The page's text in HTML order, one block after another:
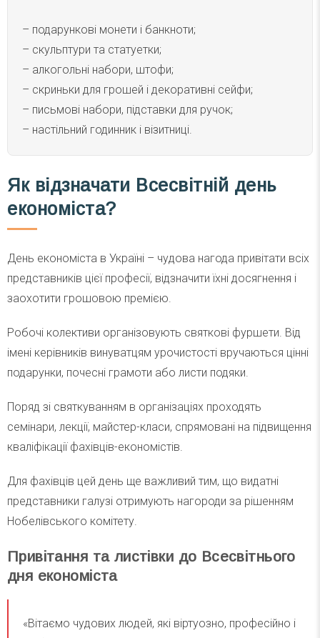
– подарункові монети і банкноти;
– скульптури та статуетки;
– алкогольні набори, штофи;
– скриньки для грошей і декоративні сейфи;
– письмові набори, підставки для ручок;
– настільний годинник і візитниці.
Як відзначати Всесвітній день
економіста?
День економіста в Україні – чудова нагода привітати всіх
представників цієї професії, відзначити їхні досягнення і
заохотити грошовою премією.
Робочі колективи організовують святкові фуршети. Від
імені керівників винуватцям урочистості вручаються цінні
подарунки, почесні грамоти або листи подяки.
Поряд зі святкуванням в організаціях проходять
семінари, лекції, майстер-класи, спрямовані на підвищення
кваліфікації фахівців-економістів.
Для фахівців цей день ще важливий тим, що видатні
представники галузі отримують нагороди за рішенням
Нобелівського комітету.
Привітання та листівки до Всесвітнього
дня економіста
«Вітаємо чудових людей, які віртуозно, професійно і